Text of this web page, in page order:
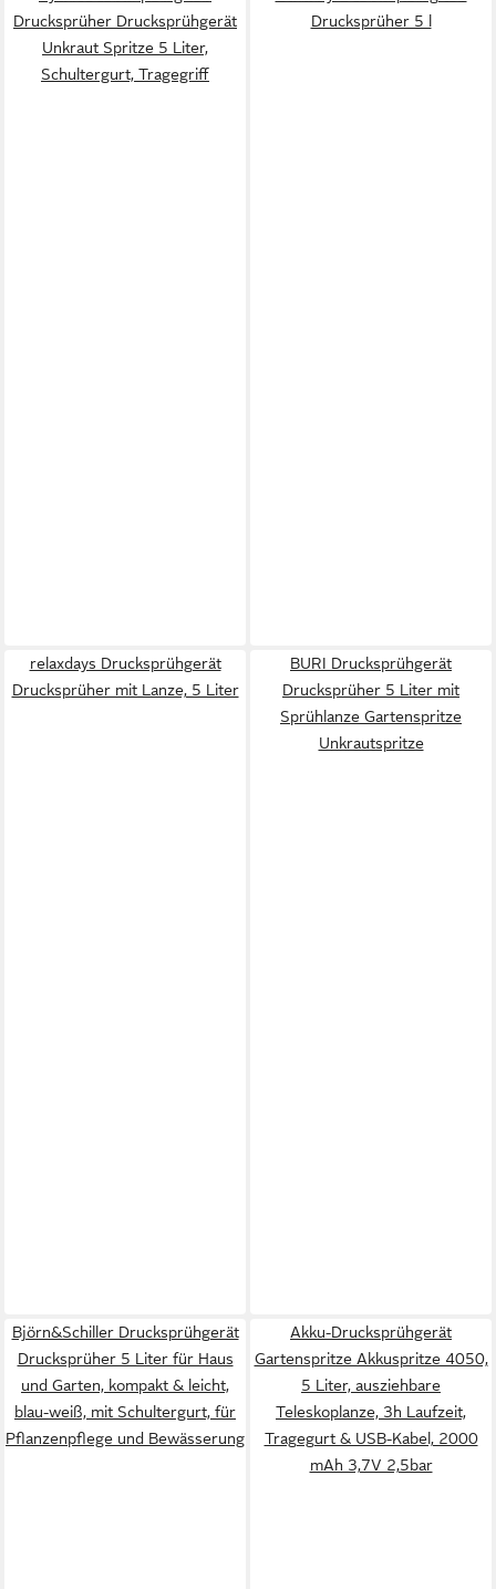
Drucksprüher Drucksprühgerät
Unkraut Spritze 5 Liter,
Schultergurt, Tragegriff
Drucksprüher 5 l
relaxdays Drucksprühgerät
Drucksprüher mit Lanze, 5 Liter
BURI Drucksprühgerät
Drucksprüher 5 Liter mit
Sprühlanze Gartenspritze
Unkrautspritze
Björn&Schiller Drucksprühgerät
Drucksprüher 5 Liter für Haus
und Garten, kompakt & leicht,
blau-weiß, mit Schultergurt, für
Pflanzenpflege und Bewässerung
Akku-Drucksprühgerät
Gartenspritze Akkuspritze 4050,
5 Liter, ausziehbare
Teleskoplanze, 3h Laufzeit,
Tragegurt & USB-Kabel, 2000
mAh 3,7V 2,5bar